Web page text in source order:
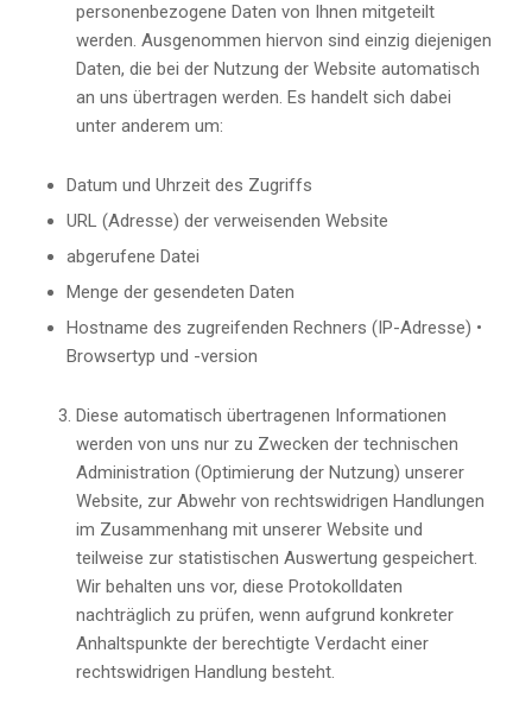
personenbezogene Daten von Ihnen mitgeteilt
werden. Ausgenommen hiervon sind einzig diejenigen
Daten, die bei der Nutzung der Website automatisch
an uns übertragen werden. Es handelt sich dabei
unter anderem um:
Datum und Uhrzeit des Zugriffs
URL (Adresse) der verweisenden Website
abgerufene Datei
Menge der gesendeten Daten
Hostname des zugreifenden Rechners (IP-Adresse) •
Browsertyp und -version
Diese automatisch übertragenen Informationen
werden von uns nur zu Zwecken der technischen
Administration (Optimierung der Nutzung) unserer
Website, zur Abwehr von rechtswidrigen Handlungen
im Zusammenhang mit unserer Website und
teilweise zur statistischen Auswertung gespeichert.
Wir behalten uns vor, diese Protokolldaten
nachträglich zu prüfen, wenn aufgrund konkreter
Anhaltspunkte der berechtigte Verdacht einer
rechtswidrigen Handlung besteht.